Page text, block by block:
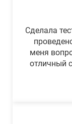
Сделала
меня
отличный